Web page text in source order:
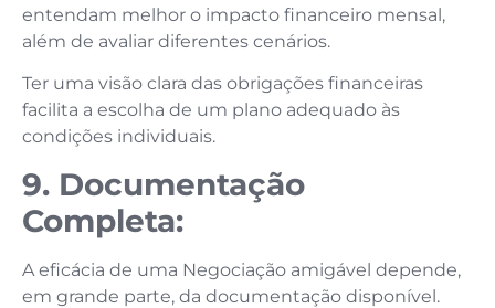
entendam melhor o impacto financeiro mensal,
além de avaliar diferentes cenários.
Ter uma visão clara das obrigações financeiras
facilita a escolha de um plano adequado às
condições individuais.
9. Documentação
Completa:
A eficácia de uma Negociação amigável depende,
em grande parte, da documentação disponível.